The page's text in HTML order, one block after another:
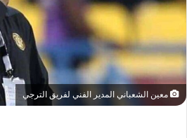
معين الشعباني المدير الفني لفريق الترجي